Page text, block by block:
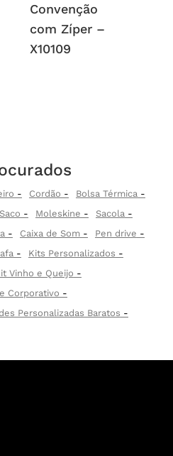
Convenção
com Zíper –
X10109
Cordão
Bolsa Térmica
Moleskine
Sacola
Caixa de Som
Pen drive
Kits Personalizados
Vinho e Queijo
Corporativo
Personalizadas Baratos